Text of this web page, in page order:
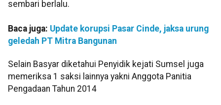
sembari berlalu.
Baca juga: Update korupsi Pasar Cinde, jaksa urung
geledah PT Mitra Bangunan
Selain Basyar diketahui Penyidik kejati Sumsel juga
memeriksa 1 saksi lainnya yakni Anggota Panitia
Pengadaan Tahun 2014